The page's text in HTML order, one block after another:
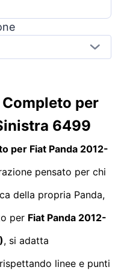
per
6499
per Fiat Panda 2012-
pensato per chi
della propria Panda,
per Fiat Panda 2012-
, si adatta
linee e punti